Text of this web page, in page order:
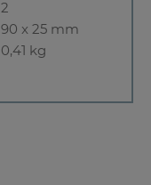
2
90 x 25 mm
0,41 kg